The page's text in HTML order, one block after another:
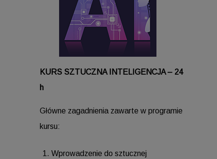
KURS SZTUCZNA INTELIGENCJA – 24
h
Główne zagadnienia zawarte w programie
kursu:
Wprowadzenie do sztucznej